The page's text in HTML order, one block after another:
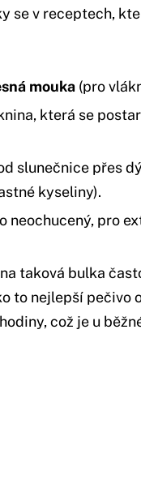
se v receptech,
mouka (pro
která se
slunečnice přes
kyseliny).
neochucený, pro
taková bulka
to nejlepší pečivo
což je u